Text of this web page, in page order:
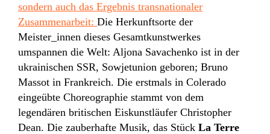
sondern auch das Ergebnis transnationaler
Zusammenarbeit: Die Herkunftsorte der
Meister_innen dieses Gesamtkunstwerkes
umspannen die Welt: Aljona Savachenko ist in der
ukrainischen SSR, Sowjetunion geboren; Bruno
Massot in Frankreich. Die erstmals in Colerado
eingeübte Choreographie stammt von dem
legendären britischen Eiskunstläufer Christopher
Dean. Die zauberhafte Musik, das Stück La Terre